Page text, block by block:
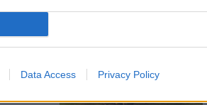
Data Access Privacy Policy